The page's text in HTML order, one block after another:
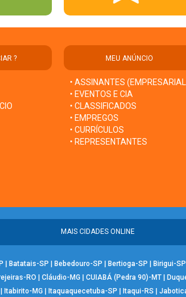
? MEU ANÚNCIO
• ASSINANTES
• EVENTOS E CIA
• CLASSIFICADOS
• EMPREGOS
• CURRÍCULOS
• REPRESENTANTES
MAIS CIDADES ONLINE
| Batatais-SP | Bebedouro-SP | Bertioga-SP | Birigui-SP
RO | Cláudio-MG | CUIABÁ (Pedra 90)-MT |
| Itabirito-MG | Itaquaquecetuba-SP | Itaqui-RS |